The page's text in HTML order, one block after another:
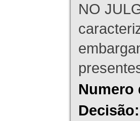
NO
Numero
Decisão: